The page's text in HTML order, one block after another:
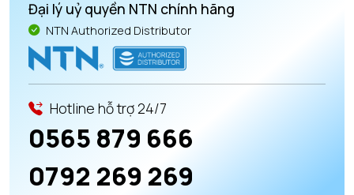
Đại lý uỷ quyền NTN chính hãng
NTN Authorized Distributor
Hotline hỗ trợ 24/7
0565 879 666
0792 269 269